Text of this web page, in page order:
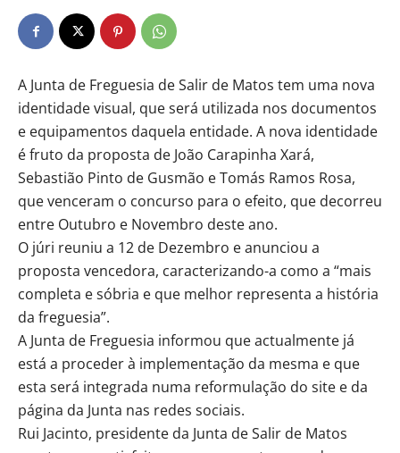
A Junta de Freguesia de Salir de Matos tem uma nova
identidade visual, que será utilizada nos documentos
e equipamentos daquela entidade. A nova identidade
é fruto da proposta de João Carapinha Xará,
Sebastião Pinto de Gusmão e Tomás Ramos Rosa,
que venceram o concurso para o efeito, que decorreu
entre Outubro e Novembro deste ano.
O júri reuniu a 12 de Dezembro e anunciou a
proposta vencedora, caracterizando-a como a “mais
completa e sóbria e que melhor representa a história
da freguesia”.
A Junta de Freguesia informou que actualmente já
está a proceder à implementação da mesma e que
esta será integrada numa reformulação do site e da
página da Junta nas redes sociais.
Rui Jacinto, presidente da Junta de Salir de Matos